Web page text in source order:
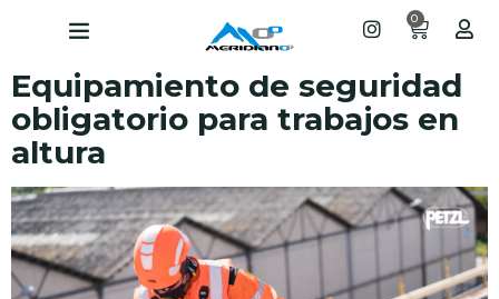
0
Equipamiento de seguridad
obligatorio para trabajos en
altura